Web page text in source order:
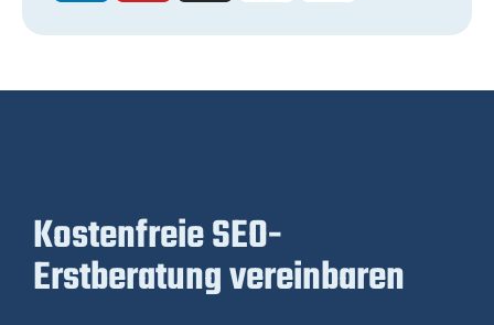
Kostenfreie SEO-
Erstberatung vereinbaren